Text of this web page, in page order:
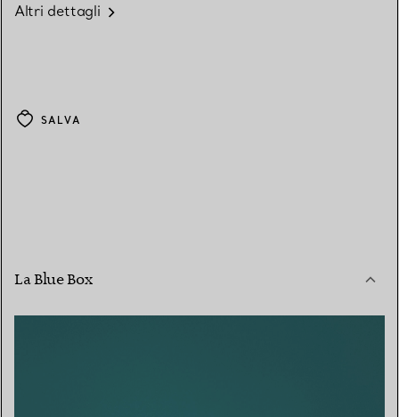
Altri dettagli
SALVA
La Blue Box